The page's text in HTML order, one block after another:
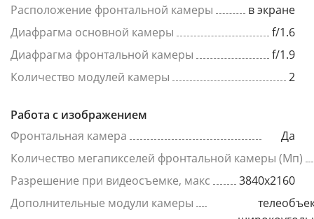
Расположение фронтальной камеры
в экране
Диафрагма основной камеры
f/1.6
Диафрагма фронтальной камеры
f/1.9
Количество модулей камеры
2
Работа с изображением
Фронтальная камера
Да
Количество мегапикселей фронтальной камеры (Мп)
Разрешение при видеосъемке, макс
3840x2160
Дополнительные модули камеры